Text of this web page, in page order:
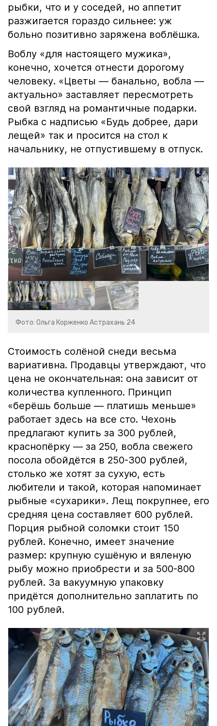
рыбки, что и у соседей, но аппетит
разжигается гораздо сильнее: уж
больно позитивно заряжена воблёшка.
Воблу «для настоящего мужика»,
конечно, хочется отнести дорогому
человеку. «Цветы — банально, вобла —
актуально» заставляет пересмотреть
свой взгляд на романтичные подарки.
Рыбка с надписью «Будь добрее, дари
лещей» так и просится на стол к
начальнику, не отпустившему в отпуск.
Фото: Ольга Корженко Астрахань 24
Стоимость солёной снеди весьма
вариативна. Продавцы утверждают, что
цена не окончательная: она зависит от
количества купленного. Принцип
«берёшь больше — платишь меньше»
работает здесь на все сто. Чехонь
предлагают купить за 300 рублей,
краснопёрку — за 250, вобла свежего
посола обойдётся в 250-300 рублей,
столько же хотят за сухую, есть
любители и такой, которая напоминает
рыбные «сухарики». Лещ покрупнее, его
средняя цена составляет 600 рублей.
Порция рыбной соломки стоит 150
рублей. Конечно, имеет значение
размер: крупную сушёную и вяленую
рыбу можно приобрести и за 500-800
рублей. За вакуумную упаковку
придётся дополнительно заплатить по
100 рублей.